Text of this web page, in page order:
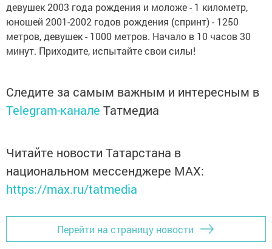
девушек 2003 года рождения и моложе - 1 километр,
юношей 2001-2002 годов рождения (спринт) - 1250
метров, девушек - 1000 метров. Начало в 10 часов 30
минут. Приходите, испытайте свои силы!
Следите за самым важным и интересным в
Telegram-канале Татмедиа
Читайте новости Татарстана в
национальном мессенджере MАХ:
https://max.ru/tatmedia
Перейти на страницу новости